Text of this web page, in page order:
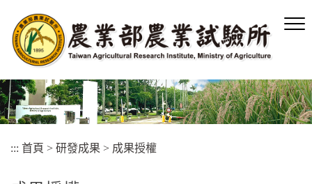
容
區
塊
::: 首頁 > 研發成果 > 成果授權